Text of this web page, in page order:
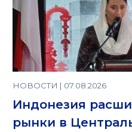
НОВОСТИ | 07.08.2026
Индонезия
рынки в